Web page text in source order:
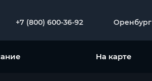
+7 (800) 600-36-92 Оренбург
На карте